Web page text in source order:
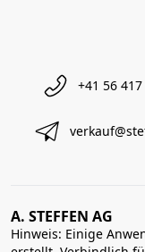
+41 56 417
A. STEFFEN AG
Hinweis: Einige